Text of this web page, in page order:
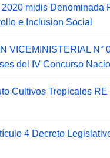
midis Denominada
e Inclusion Social
VICEMINISTERIAL N°
del IV Concurso
Cultivos Tropicales
4 Decreto